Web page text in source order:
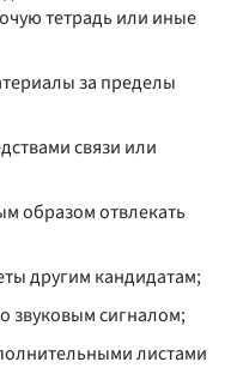
тетрадь или иные
за пределы
связи или
образом отвлекать
другим кандидатам;
звуковым сигналом;
листами